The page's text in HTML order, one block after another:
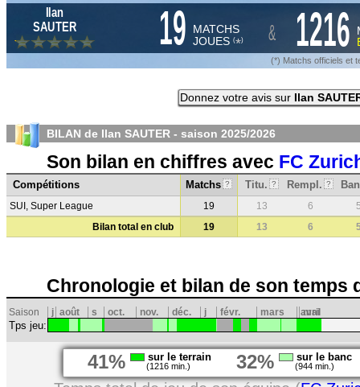
Ilan
SAUTER
19 MATCHS
JOUES (*) & 1216
(*) Matchs officiels et
Donnez votre avis sur Ilan
BILAN de Ilan SAUTER - saison 2025/2026
Son bilan en chiffres avec FC
Compétitions Matchs ? Titu. ? Rempl. ?
SUI, Super League 19 13 6
Bilan total en club
19 13 6
Chronologie et bilan de son temps
Saison j août s oct. nov. déc. j févr. mars avril
mai
Tps jeu:
41% sur le terrain
(1216 min.) 32% sur le banc
(944 min.)